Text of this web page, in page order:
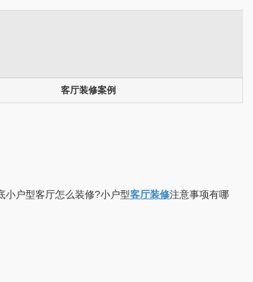
客厅装修案例
户型客厅怎么装修?小户型客厅装修注意事项有哪